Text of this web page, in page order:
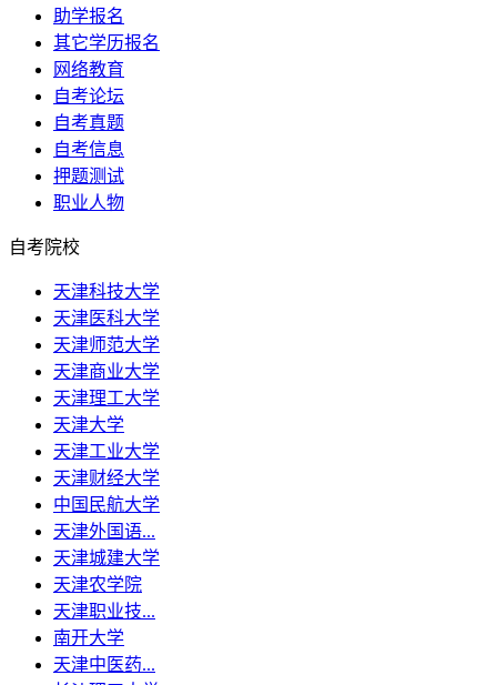
助学报名
其它学历报名
网络教育
自考论坛
自考真题
自考信息
押题测试
职业人物
自考院校
天津科技大学
天津医科大学
天津师范大学
天津商业大学
天津理工大学
天津大学
天津工业大学
天津财经大学
中国民航大学
天津外国语...
天津城建大学
天津农学院
天津职业技...
南开大学
天津中医药...